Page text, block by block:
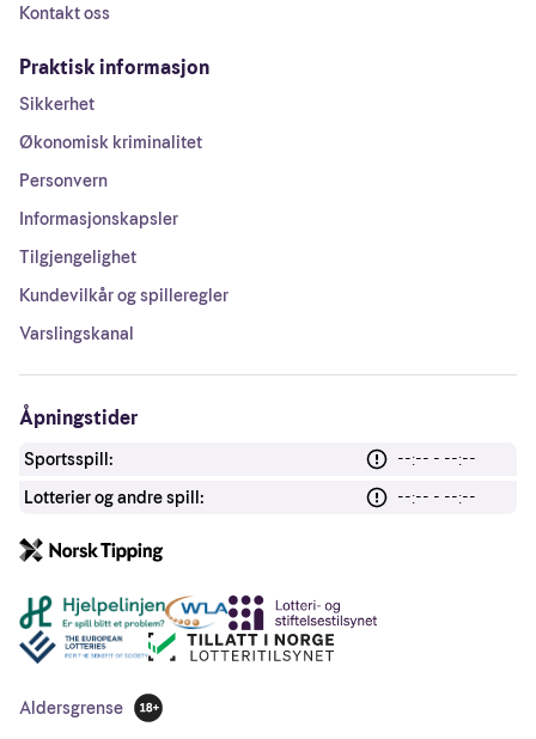
Kontakt oss
Praktisk informasjon
Sikkerhet
Økonomisk kriminalitet
Personvern
Informasjonskapsler
Tilgjengelighet
Kundevilkår og spilleregler
Varslingskanal
Åpningstider
Sportsspill:
--:-- - --:--
Lotterier og andre spill:
--:-- - --:--
Andre lenker
Aldersgrense
18 år